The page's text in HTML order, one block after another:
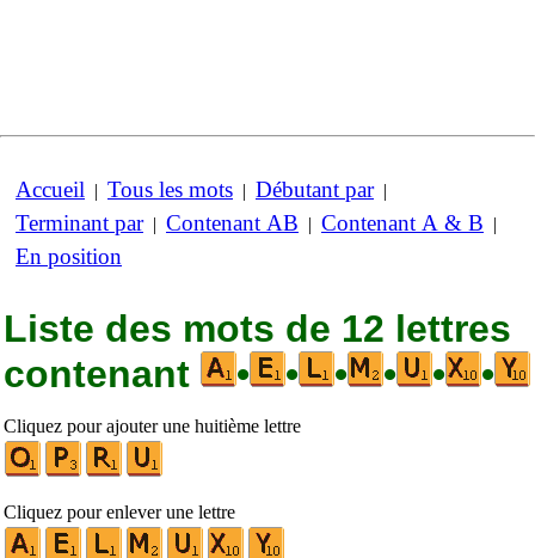
Accueil | Tous les mots | Débutant par|
Terminant par| Contenant AB | Contenant A & B |
En position
Liste des mots de 12 lettres
contenant
• • • • • •
Cliquez pour ajouter une huitième lettre
Cliquez pour enlever une lettre